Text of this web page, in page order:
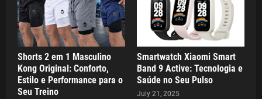
Shorts 2 em 1 Masculino
Kong Original: Conforto,
Estilo e Performance para o
Seu Treino
Smartwatch Xiaomi Smart
Band 9 Active: Tecnologia e
Saúde no Seu Pulso
July 21, 2025